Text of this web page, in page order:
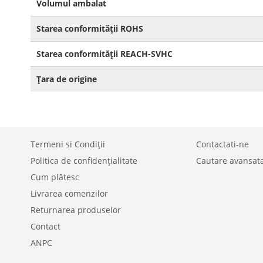
Volumul ambalat
Starea conformității ROHS
Starea conformității REACH-SVHC
Țara de origine
Termeni si Condiții
Politica de confidențialitate
Cum plătesc
Livrarea comenzilor
Returnarea produselor
Contact
ANPC
Contactati-ne
Cautare